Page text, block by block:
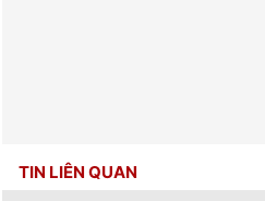
TIN LIÊN QUAN